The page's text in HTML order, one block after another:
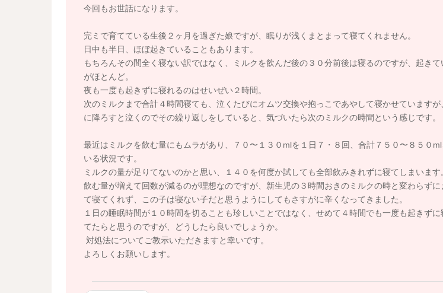
今回もお世話になります。
完ミで育てている生後２ヶ月を過ぎた娘ですが、眠りが浅くまとまって寝てくれません。
日中も半日、ほぼ起きていることもあります。
もちろんその間全く寝ない訳ではなく、ミルクを飲んだ後の３０分前後は寝るのですが、起きて
がほとんど。
夜も一度も起きずに寝れるのはせいぜい２時間。
次のミルクまで合計４時間寝ても、泣くたびにオムツ交換や抱っこであやして寝かせていますが
に降ろすと泣くのでその繰り返しをしていると、気づいたら次のミルクの時間という感じです。
最近はミルクを飲む量にもムラがあり、７０〜１３０mlを１日７・８回、合計７５０〜８５０
いる状況です。
ミルクの量が足りてないのかと思い、１４０を何度か試しても全部飲みきれずに寝てしまいます
飲む量が増えて回数が減るのが理想なのですが、新生児の３時間おきのミルクの時と変わらずに
て寝てくれず、この子は寝ない子だと思うようにしてもさすがに辛くなってきました。
１日の睡眠時間が１０時間を切ることも珍しいことではなく、せめて４時間でも一度も起きずに
てたらと思うのですが、どうしたら良いでしょうか。
対処法についてご教示いただきますと幸いです。
よろしくお願いします。